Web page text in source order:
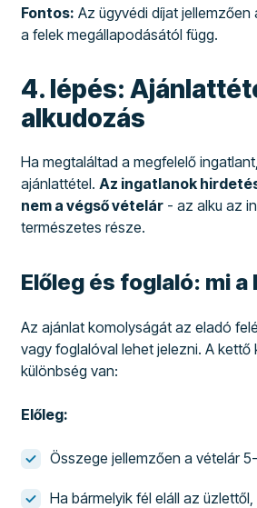
Fontos: Az ügyvédi díjat
a felek megállapodásától függ.
4. lépés:
alkudozás
Ha megtaláltad a megfelelő
ajánlattétel.Az ingatlanok
nem a végső vételár - az alku az
természetes része.
Előleg és foglaló: mi
Az ajánlat komolyságát az eladó
vagy foglalóval lehet jelezni. A
különbség van:
Előleg:
Összege jellemzően a vételár
Ha bármelyik fél eláll az